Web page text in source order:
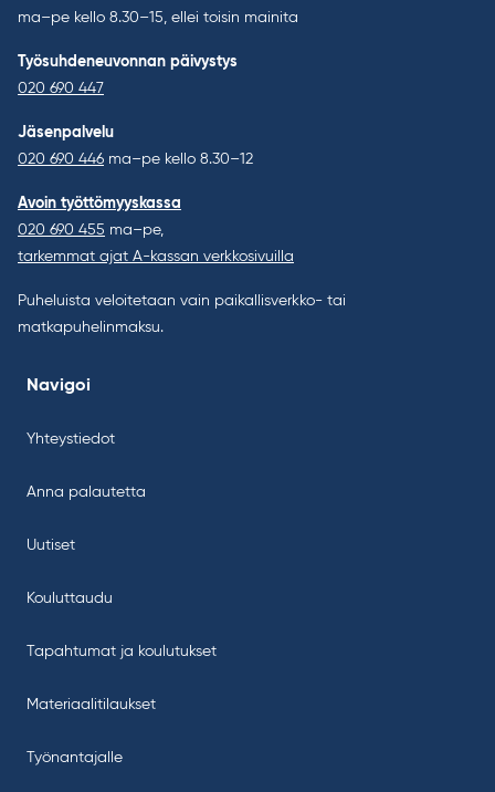
ma–pe kello 8.30–15, ellei toisin mainita
Työsuhdeneuvonnan päivystys
020 690 447
Jäsenpalvelu
020 690 446 ma–pe kello 8.30–12
Avoin työttömyyskassa
020 690 455 ma–pe,
tarkemmat ajat A-kassan verkkosivuilla
Puheluista veloitetaan vain paikallisverkko- tai
matkapuhelinmaksu.
Navigoi
Yhteystiedot
Anna palautetta
Uutiset
Kouluttaudu
Tapahtumat ja koulutukset
Materiaalitilaukset
Työnantajalle